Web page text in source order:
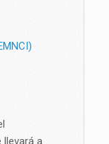
llevará a